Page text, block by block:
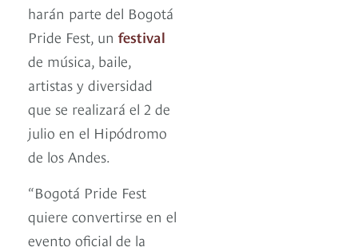
harán parte del Bogotá
Pride Fest, un festival
de música, baile,
artistas y diversidad
que se realizará el 2 de
julio en el Hipódromo
de los Andes.
“Bogotá Pride Fest
quiere convertirse en el
evento oficial de la